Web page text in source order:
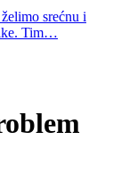
srećnu i
Tim…